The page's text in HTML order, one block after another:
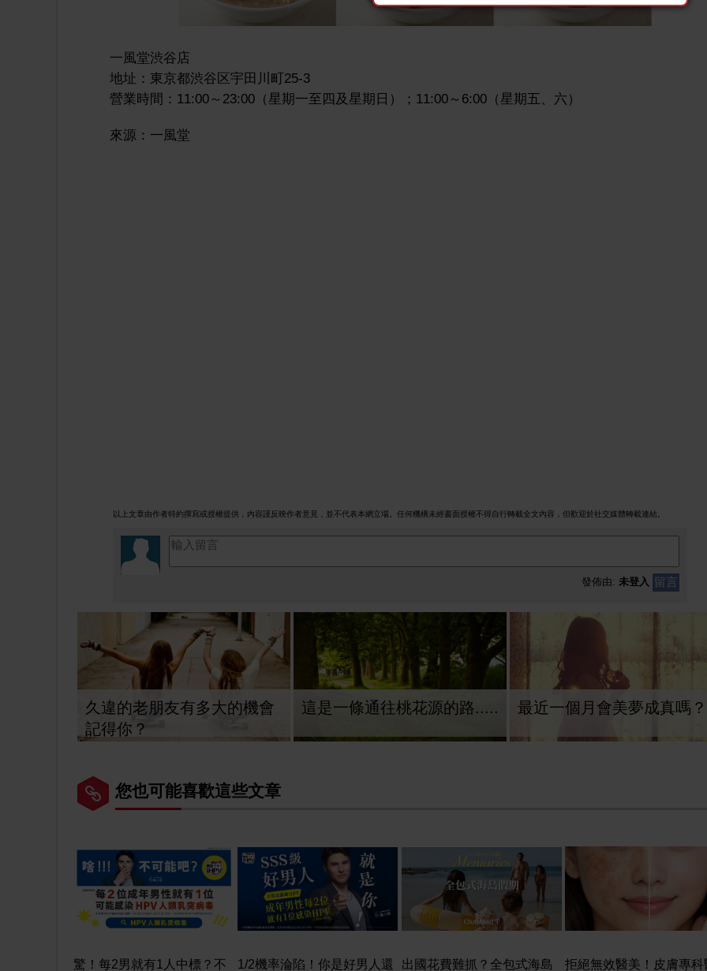
一風堂渋谷店
地址：東京都渋谷区宇田川町25-3
營業時間：11:00～23:00（星期一至四及星期日）；11:00～6:00（星期五、六）
來源：一風堂
以上文章由作者特約撰寫或授權提供，內容謹反映作者意見，並不代表本網立場。任何機構未經書面授權不得自行轉載全文內容，但歡迎於社交媒體轉載連結。
發佈由: 未登入 留言
久違的老朋友有多大的機會
記得你？
這是一條通往桃花源的路..... 最近一個月會美夢成真嗎？
您也可能喜歡這些文章
驚！每2男就有1人中標？不 1/2機率淪陷！你是好男人還 出國花費難抓？全包式海島 拒絕無效醫美！皮膚專科